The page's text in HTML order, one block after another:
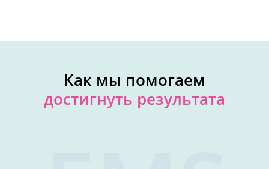
Как мы помогаем
достигнуть результата